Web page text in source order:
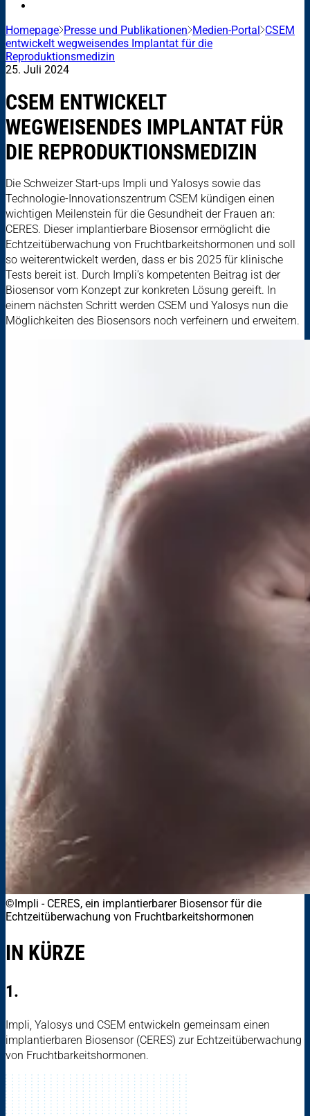
Homepage Presse und Publikationen Medien-Portal CSEM
entwickelt wegweisendes Implantat für die
Reproduktionsmedizin
25. Juli 2024
CSEM ENTWICKELT
WEGWEISENDES IMPLANTAT FÜR
DIE REPRODUKTIONSMEDIZIN
Die Schweizer Start-ups Impli und Yalosys sowie das
Technologie-Innovationszentrum CSEM kündigen einen
wichtigen Meilenstein für die Gesundheit der Frauen an:
CERES. Dieser implantierbare Biosensor ermöglicht die
Echtzeitüberwachung von Fruchtbarkeitshormonen und soll
so weiterentwickelt werden, dass er bis 2025 für klinische
Tests bereit ist. Durch Impli’s kompetenten Beitrag ist der
Biosensor vom Konzept zur konkreten Lösung gereift. In
einem nächsten Schritt werden CSEM und Yalosys nun die
Möglichkeiten des Biosensors noch verfeinern und erweitern.
©Impli - CERES, ein implantierbarer Biosensor für die
Echtzeitüberwachung von Fruchtbarkeitshormonen
IN KÜRZE
1.
Impli, Yalosys und CSEM entwickeln gemeinsam einen
implantierbaren Biosensor (CERES) zur Echtzeitüberwachung
von Fruchtbarkeitshormonen.